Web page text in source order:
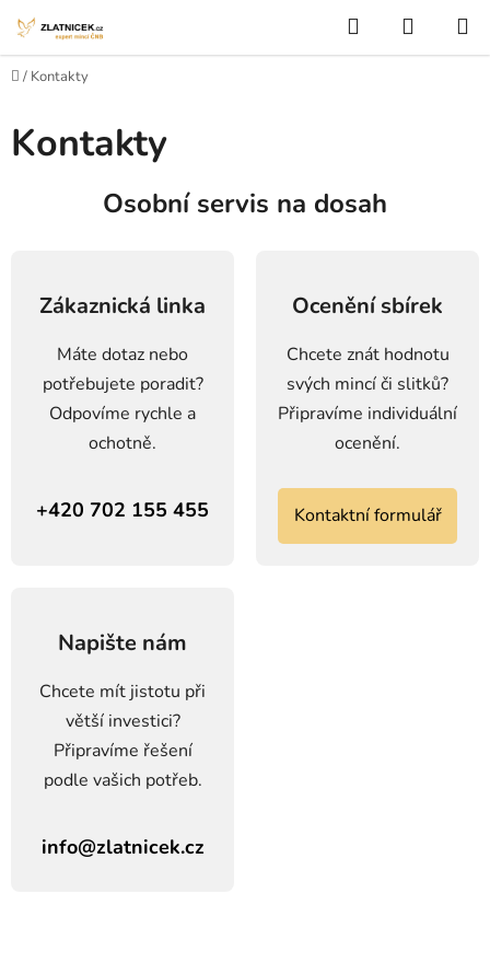
Hledat
Domů
/ Kontakty
Kontakty
Osobní servis na dosah
Zákaznická linka
Máte dotaz nebo
potřebujete poradit?
Odpovíme rychle a
ochotně.
+420 702 155 455
Ocenění sbírek
Chcete znát hodnotu
svých mincí či slitků?
Připravíme individuální
ocenění.
Kontaktní formulář
Napište nám
Chcete mít jistotu při
větší investici?
Připravíme řešení
podle vašich potřeb.
info@zlatnicek.cz